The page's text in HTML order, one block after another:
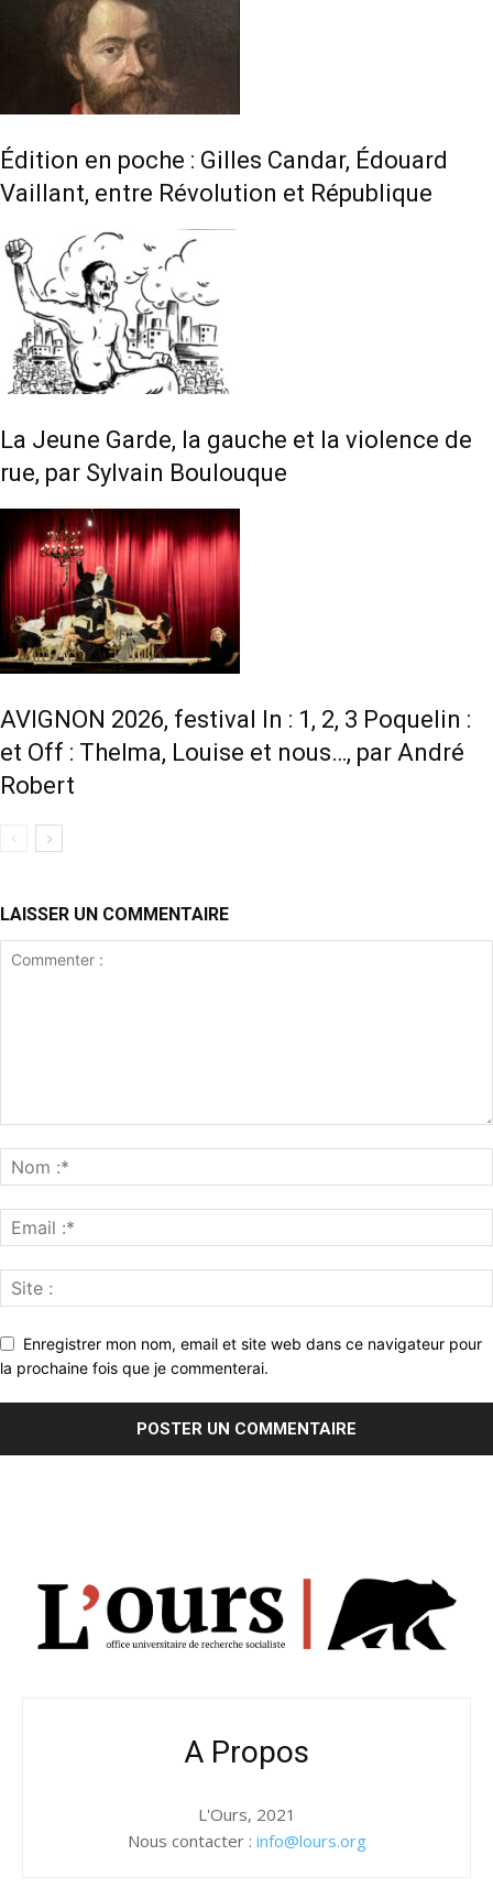
Édition en poche : Gilles Candar, Édouard
Vaillant, entre Révolution et République
La Jeune Garde, la gauche et la violence de
rue, par Sylvain Boulouque
AVIGNON 2026, festival In : 1, 2, 3 Poquelin :
et Off : Thelma, Louise et nous…, par André
Robert
LAISSER UN COMMENTAIRE
Enregistrer mon nom, email et site web dans ce navigateur pour
la prochaine fois que je commenterai.
A Propos
L'Ours, 2021
Nous contacter : info@lours.org